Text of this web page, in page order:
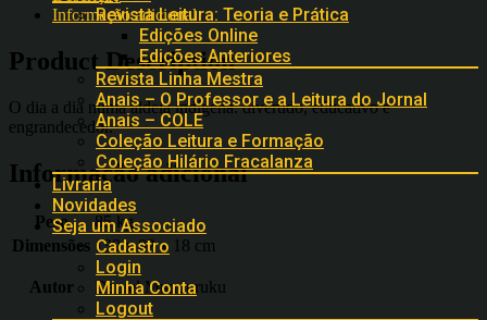
Revista Leitura: Teoria e Prática
Edições Online
Edições Anteriores
Revista Linha Mestra
Anais – O Professor e a Leitura do Jornal
Anais – COLE
Coleção Leitura e Formação
Coleção Hilário Fracalanza
Livraria
Novidades
Seja um Associado
Cadastro
Login
Minha Conta
Logout
Informação adicional
Product Description
O dia a dia numa aldeia indígena: divertido, educativo e
engrandecedor.
Informação adicional
Peso
85 kg
Dimensões 139 x 02 x 18 cm
Autor Daniel Munduruku